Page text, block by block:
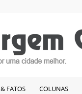
FATOS COLUNAS